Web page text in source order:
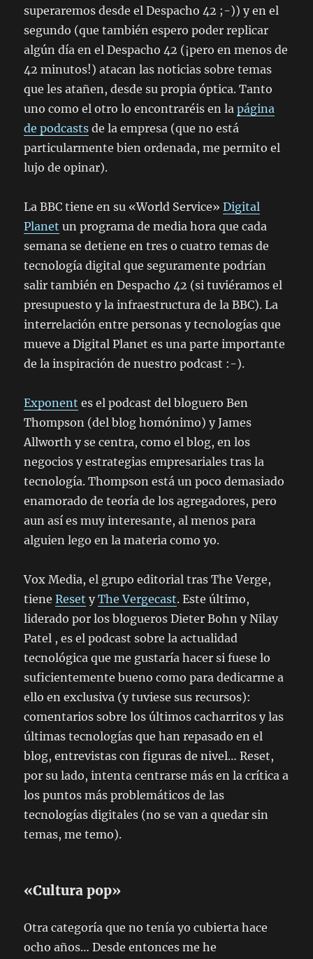
superaremos desde el Despacho 42 ;-)) y en el
segundo (que también espero poder replicar
algún día en el Despacho 42 (¡pero en menos de
42 minutos!) atacan las noticias sobre temas
que les atañen, desde su propia óptica. Tanto
uno como el otro lo encontraréis en lapágina
de podcasts de la empresa (que no está
particularmente bien ordenada, me permito el
lujo de opinar).
La BBC tiene en su «World Service»Digital
Planet un programa de media hora que cada
semana se detiene en tres o cuatro temas de
tecnología digital que seguramente podrían
salir también en Despacho 42 (si tuviéramos el
presupuesto y la infraestructura de la BBC). La
interrelación entre personas y tecnologías que
mueve a Digital Planet es una parte importante
de la inspiración de nuestro podcast :-).
Exponent es el podcast del bloguero Ben
Thompson (del blog homónimo) y James
Allworth y se centra, como el blog, en los
negocios y estrategias empresariales tras la
tecnología. Thompson está un poco demasiado
enamorado de teoría de los agregadores, pero
aun así es muy interesante, al menos para
alguien lego en la materia como yo.
Vox Media, el grupo editorial tras The Verge,
tieneReset yThe Vergecast. Este último,
liderado por los blogueros Dieter Bohn y Nilay
Patel , es el podcast sobre la actualidad
tecnológica que me gustaría hacer si fuese lo
suficientemente bueno como para dedicarme a
ello en exclusiva (y tuviese sus recursos):
comentarios sobre los últimos cacharritos y las
últimas tecnologías que han repasado en el
blog, entrevistas con figuras de nivel… Reset,
por su lado, intenta centrarse más en la crítica a
los puntos más problemáticos de las
tecnologías digitales (no se van a quedar sin
temas, me temo).
«Cultura pop»
Otra categoría que no tenía yo cubierta hace
ocho años… Desde entonces me he